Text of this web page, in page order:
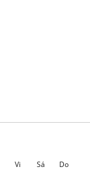
Vi Sá
Do